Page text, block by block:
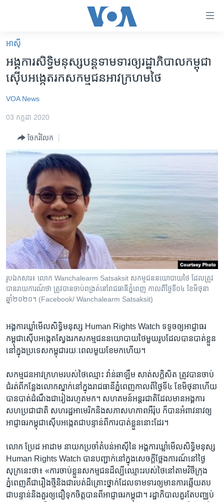
គេហទំព័រ​
ទាក់ទង
និង​
ទំព័រ​
ម្តង
រំលង​
និង​
ទៅ​
កាន់​
ស្វែង​
អន្តរជាតិ
ហេឡូវីអូអេ
កម្ពុជាច្នៃប្រតិដ្ឋ
ព្រឹត្តិការណ៍ព័ត៌មាន
ទូរទស្សន៍ / វីដេអូ​
វិទ្យុ / ផតខាសថ៍
កម្មវិធីទាំងអស់
Khmer English
បណ្តាញ​សង្គម
អាស៊ី
អង្គការ​សិទ្ធិមនុស្ស​បន្ត​ទាមទារ​ឲ្យ​រដ្ឋាភិបាល​កម្ពុជា​
ស៊ើប​អង្កេត​រក​សកម្មជន​អាវ​ក្រហម​ថៃ
VOA News
03 កក្កដា 2020
ចែករំលែក
រូបឯកសារ៖ លោក Wanchalearm Satsaksit សកម្មជននយោបាយថៃ ដែលត្រូវ
បានរាយការណ៍ថា ត្រូវបានចាប់ពង្រត់នៅរាជធានីភ្នំពេញ កាលពីថ្ងៃទី០៤ ខែមិថុនា
ឆ្នាំ២០២០។ (Facebook/ Wanchalearm Satsaksit)
អង្គការ​ឃ្លាំមើល​សិទ្ធិមនុស្ស​ Human Rights Watch​ ទទូច​ឲ្យ​អាជ្ញាធរ​
កម្ពុជា​ស៊ើបអង្កេត​ស្វែងរកសកម្មជន​នយោបាយ​ថៃ​មួយរូប​ដែល​បាន​បាត់ខ្លួន​
នៅ​ក្នុង​ប្រទេស​កម្ពុជា​រយៈ​ពេល​មួយ​ខែ​មក​ហើយ។
សកម្មជន​អាវក្រហម​របស់​ថៃ​ឈ្មោះ​ វ៉ាន់ឆាឡឺម សាត់សក្តិសិត ​ត្រូវ​បាន​ចាប់​
ជំរត់​ពី​កន្លែង​លោក​ស្នាក់​នៅ​ក្នុង​រាជធានី​ភ្នំពេញ​កាល​ពី​ថ្ងៃទី​៤​ ខែមិថុនា​ហើយ​
បាន​បាត់​ដំណឹង​ជារៀង​រហូត​មក។ សហគមន៍​អន្តរជាតិ​ដែល​មាន​អង្គការ​
សហ​ប្រជាជាតិ ​សហរដ្ឋ​អាមេរិក​និង​សភា​សហភាព​អឺរ៉ុប​ ក៏បាន​អំពាវនាវ​ឲ្យ​
អាជ្ញាធរ​កម្ពុជា​ស៊ើបអង្កេត​ជា​បន្ទាន់​ពី​ការបាត់ខ្លួន​នោះ​ដែរ។
លោក ប្រែដ អាដាម ​នាយក​ប្រចាំ​តំបន់​អាស៊ី​នៃ ​អង្គការ​ឃ្លាំមើល​សិទ្ធិ​មនុស្ស​
Human Rights Watch ​បាន​បញ្ជាក់​នៅ​ក្នុង​សេចក្តី​ថ្លែងការណ៍​នៅថ្ងៃ​
សុក្រ​នេះ​ថា៖ «ការ​ចាប់​ខ្លួន​សកម្មជន​ដ៏ល្បីឈ្មោះ​របស់​ថៃ​នៅ​តាម​វិថី​ក្រុង​
ភ្នំពេញ​គឺជា​រឿងថ្មី​និង​ជា​របត់​ដ៏​គ្រោះថ្នាក់ដែល​ទាមទារ​ឲ្យមាន​ការឆ្លើយ​តប​
ជា​បន្ទាន់​និង​គួរឲ្យ​ជឿ​ទុក​ចិត្ត​បាន​ពីអាជ្ញាធរ​កម្ពុជា។ រដ្ឋាភិបាល​គួរ​តែ​បញ្ឈប់​